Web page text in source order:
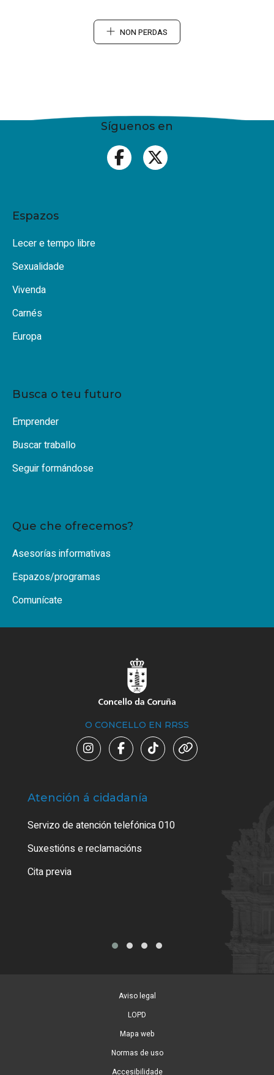
NON PERDAS
Síguenos en
Espazos
Lecer e tempo libre
Sexualidade
Vivenda
Carnés
Europa
Busca o teu futuro
Emprender
Buscar traballo
Seguir formándose
Que che ofrecemos?
Asesorías informativas
Espazos/programas
Comunícate
O CONCELLO EN RRSS
Atención á cidadanía
Servizo de atención telefónica 010
Suxestións e reclamacións
Cita previa
Aviso legal
LOPD
Mapa web
Normas de uso
Accesibilidade